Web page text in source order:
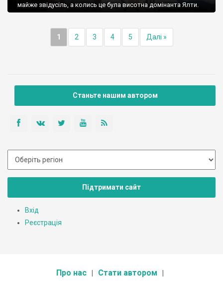
майже звідусіль, а колись це була висотна домінанта Ялти.
1 2 3 4 5 Далі »
Станьте нашим автором
Підтримати сайт
Вхід
Реєстрація
Про нас Стати автором